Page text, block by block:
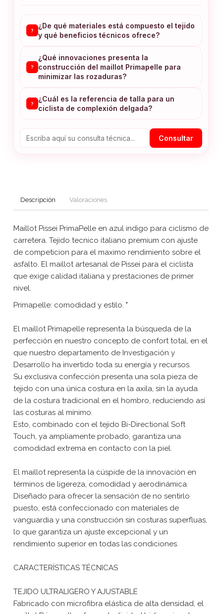
?
¿De qué materiales está compuesto el tejido
y qué beneficios técnicos ofrece?
?
¿Qué innovaciones presenta la
construcción del maillot Primapelle para
minimizar las rozaduras?
?
¿Cuál es la referencia de talla para un
ciclista de complexión delgada?
Consultar
Descripción Valoraciones
Maillot Pissei PrimaPelle en azul indigo para ciclismo de
carretera. Tejido tecnico italiano premium con ajuste
de competicion para el maximo rendimiento sobre el
asfalto. El maillot artesanal de Pissei para el ciclista
que exige calidad italiana y prestaciones de primer
nivel.
Primapelle: comodidad y estilo. "
El maillot Primapelle representa la búsqueda de la
perfección en nuestro concepto de confort total, en el
que nuestro departamento de Investigación y
Desarrollo ha invertido toda su energía y recursos.
Su exclusiva confección presenta una sola pieza de
tejido con una única costura en la axila, sin la ayuda
de la costura tradicional en el hombro, reduciendo así
las costuras al mínimo.
Esto, combinado con el tejido Bi-Directional Soft
Touch, ya ampliamente probado, garantiza una
comodidad extrema en contacto con la piel.
El maillot representa la cúspide de la innovación en
términos de ligereza, comodidad y aerodinámica.
Diseñado para ofrecer la sensación de no sentirlo
puesto, está confeccionado con materiales de
vanguardia y una construcción sin costuras superfluas,
lo que garantiza un ajuste excepcional y un
rendimiento superior en todas las condiciones.
CARACTERÍSTICAS TÉCNICAS
TEJIDO ULTRALIGERO Y AJUSTABLE
Fabricado con microfibra elástica de alta densidad, el